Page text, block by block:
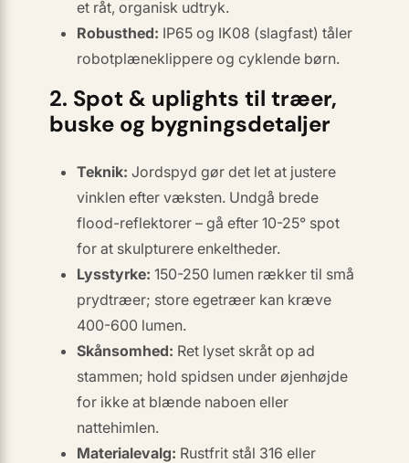
et råt, organisk udtryk.
Robusthed: IP65 og IK08 (slagfast) tåler
robotplæneklippere og cyklende børn.
2. Spot & uplights til træer,
buske og bygningsdetaljer
Teknik: Jordspyd gør det let at justere
vinklen efter væksten. Undgå brede
flood-reflektorer – gå efter10-25° spot
for at skulpturere enkeltheder.
Lysstyrke: 150-250 lumen rækker til små
prydtræer; store egetræer kan kræve
400-600 lumen.
Skånsomhed: Ret lyset skråt op ad
stammen; hold spidsen under øjenhøjde
for ikke at blænde naboen eller
nattehimlen.
Materialevalg: Rustfrit stål 316 eller